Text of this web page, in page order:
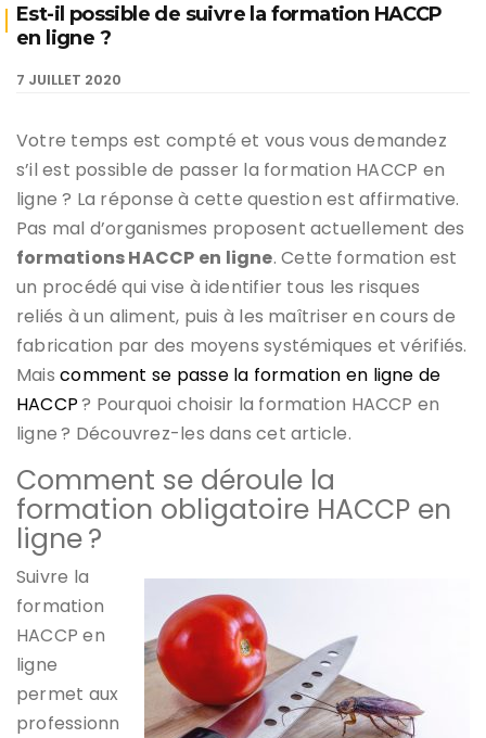
Est-il possible de suivre la formation HACCP
en ligne ?
7 JUILLET 2020
Votre temps est compté et vous vous demandez
s’il est possible de passer la formation HACCP en
ligne ? La réponse à cette question est affirmative.
Pas mal d’organismes proposent actuellement des
formations HACCP en ligne. Cette formation est
un procédé qui vise à identifier tous les risques
reliés à un aliment, puis à les maîtriser en cours de
fabrication par des moyens systémiques et vérifiés.
Maiscomment se passe la formation en ligne de
HACCP? Pourquoi choisir la formation HACCP en
ligne ? Découvrez-les dans cet article.
Comment se déroule la
formation obligatoire HACCP en
ligne ?
Suivre la
formation
HACCP en
ligne
permet aux
professionn